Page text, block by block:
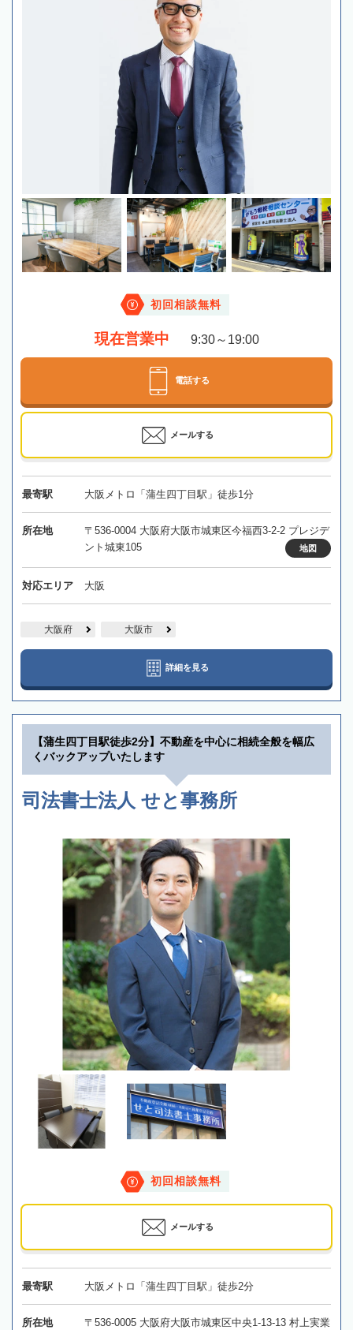
初回相談無料
現在営業中 9:30～19:00
電話する
メールする
最寄駅 大阪メトロ「蒲生四丁目駅」徒歩1分
所在地
〒536-0004 大阪府大阪市城東区今福西3-2-2 プレジデ
ント城東105
地図
対応エリア 大阪
大阪府 大阪市
詳細を見る
【蒲生四丁目駅徒歩2分】不動産を中心に相続全般を幅広
くバックアップいたします
司法書士法人 せと事務所
初回相談無料
メールする
最寄駅 大阪メトロ「蒲生四丁目駅」徒歩2分
所在地 〒536-0005 大阪府大阪市城東区中央1-13-13 村上実業